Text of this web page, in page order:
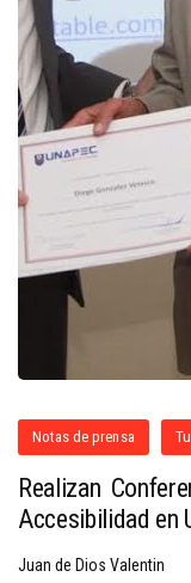
Notas de prensa
Realizan
Accesibilidad en
Juan de Dios Valentin